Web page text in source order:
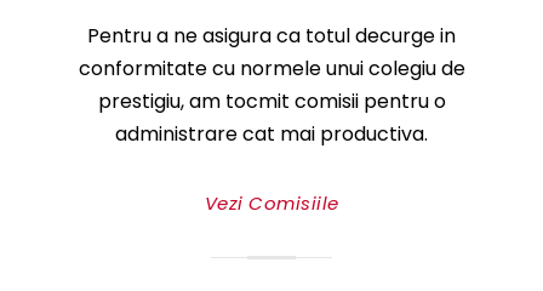
Pentru a ne asigura ca totul decurge in
conformitate cu normele unui colegiu de
prestigiu, am tocmit comisii pentru o
administrare cat mai productiva.
Vezi Comisiile